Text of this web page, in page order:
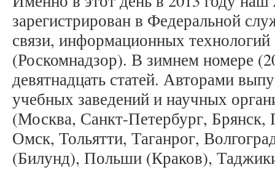
зарегистрирован в Федеральной
связи, информационных
(Роскомнадзор). В зимнем номере
девятнадцать статей. Авторами
учебных заведений и научных
(Москва, Санкт-Петербург, Брянск,
Омск, Тольятти, Таганрог,
(Билунд), Польши (Краков),